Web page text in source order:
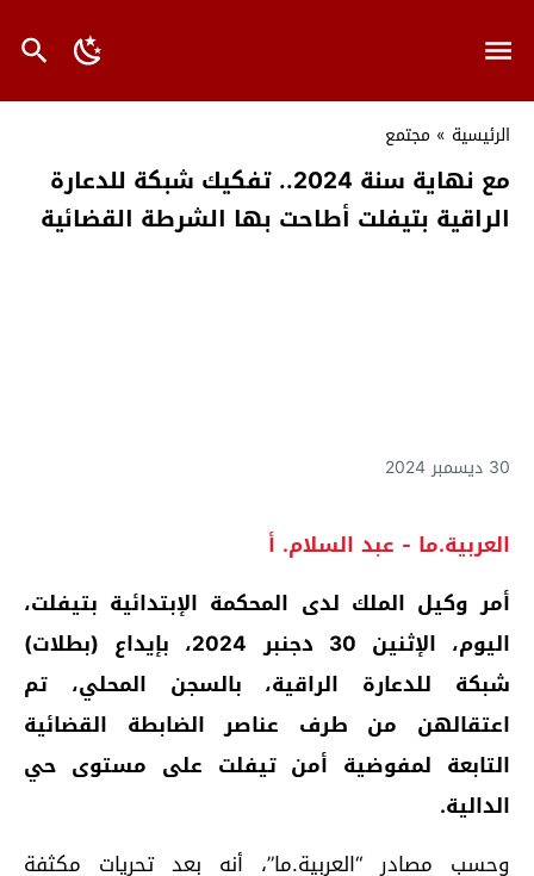
الرئيسية » مجتمع
مع نهاية سنة 2024.. تفكيك شبكة للدعارة
الراقية بتيفلت أطاحت بها الشرطة القضائية
30 ديسمبر 2024
العربية.ما - عبد السلام. أ
أمر وكيل الملك لدى المحكمة الإبتدائية بتيفلت،
اليوم، الإثنين 30 دجنبر 2024، بإيداع (بطلات)
شبكة للدعارة الراقية، بالسجن المحلي، تم
اعتقالهن من طرف عناصر الضابطة القضائية
التابعة لمفوضية أمن تيفلت على مستوى حي
الدالية.
وحسب مصادر “العربية.ما”، أنه بعد تحريات مكثفة